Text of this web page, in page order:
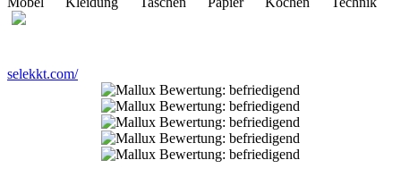
sell-med24